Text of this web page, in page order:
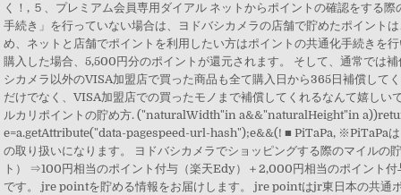
く！, ５、プレミアム会員専用ダイアル ネットからポイントの確認をする
手続き」を行っていない場合は、ヨドバシカメラの店舗で貯めたポイント
め、ネットと店舗でポイントを利用したい方はポイントの共通化手続きを
購入した場合、5,500円分のポイントが還元されます。 そして、通常では
シカメラ以外のVISA加盟店で買った商品も全て購入日から365日補償して
だけでなく、VISA加盟店での買ったモノまで補償してくれるなんて嬉しい
ルカリポイントの貯め方. ("naturalWidth"in a&&"naturalHeight"in
e=a.getAttribute("data-pagespeed-url-hash");e&&(! ■ PiTaPa, ※PiTaPaは
の取り扱いになります。 ヨドバシカメラでショッピングする際のマイルの
ト） ⇒100円相当のポイント付与（楽天Edy）＋2,000円相当のポイント付
です。 jre pointを貯める情報をお届けします。 jre pointはjr東日本の共通